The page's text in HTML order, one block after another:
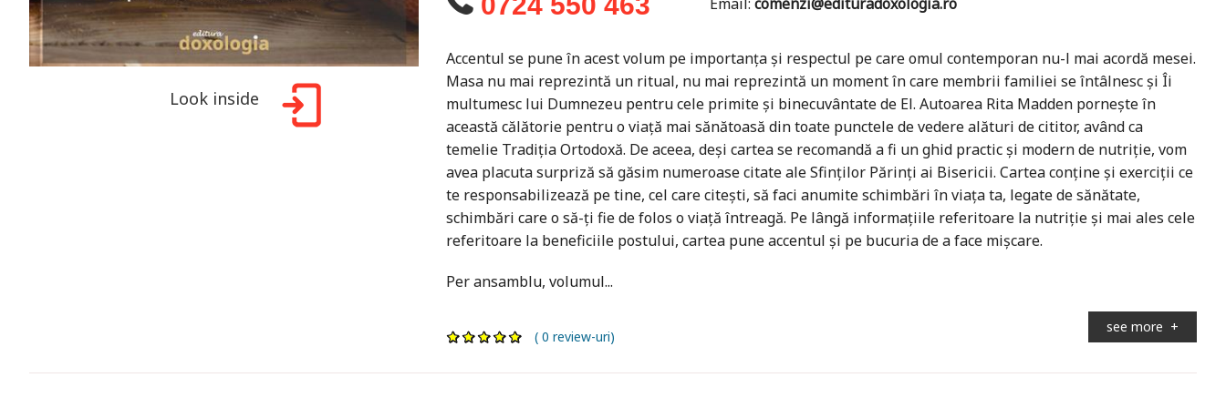
Look inside
Accentul se pune în acest volum pe importanța și respectul pe care omul contemporan nu-l mai acordă mesei.
Masa nu mai reprezintă un ritual, nu mai reprezintă un moment în care membrii familiei se întâlnesc și Îi
multumesc lui Dumnezeu pentru cele primite și binecuvântate de El. Autoarea Rita Madden pornește în
această călătorie pentru o viață mai sănătoasă din toate punctele de vedere alături de cititor, având ca
temelie Tradiția Ortodoxă. De aceea, deși cartea se recomandă a fi un ghid practic și modern de nutriție, vom
avea placuta surpriză să găsim numeroase citate ale Sfinților Părinți ai Bisericii. Cartea conține și exerciții ce
te responsabilizează pe tine, cel care citești, să faci anumite schimbări în viața ta, legate de sănătate,
schimbări care o să-ți fie de folos o viață întreagă. Pe lângă informațiile referitoare la nutriție și mai ales cele
referitoare la beneficiile postului, cartea pune accentul și pe bucuria de a face mișcare.
Per ansamblu, volumul...
see more +
( 0 review-uri)